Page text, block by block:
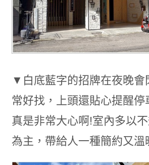
▼白底藍字的招牌在夜晚會
常好找，上頭還貼心提醒停
真是非常大心啊!室內多以
為主，帶給人一種簡約又溫